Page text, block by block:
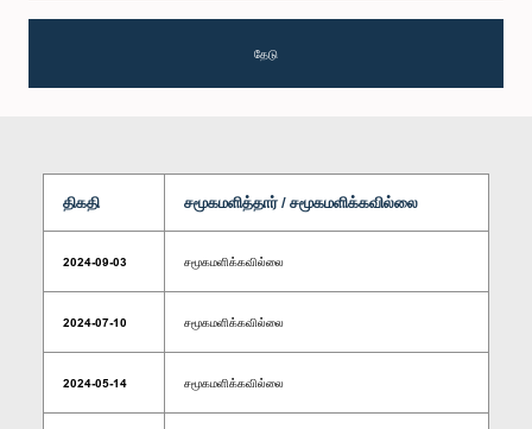
தேடு
திகதி சமூகமளித்தார் / சமூகமளிக்கவில்லை
2024-09-03 சமூகமளிக்கவில்லை
2024-07-10 சமூகமளிக்கவில்லை
2024-05-14 சமூகமளிக்கவில்லை